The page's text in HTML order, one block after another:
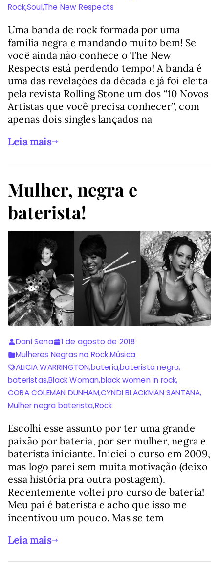
Rock,Soul,The New Respects
Uma banda de rock formada por uma
família negra e mandando muito bem! Se
você ainda não conhece o The New
Respects está perdendo tempo! A banda é
uma das revelações da década e já foi eleita
pela revista Rolling Stone um dos “10 Novos
Artistas que você precisa conhecer”, com
apenas dois singles lançados na
Leia mais
Mulher, negra e
baterista!
Dani Sena
1 de agosto de 2018
Mulheres Negras no Rock,Música
ALICIA WARRINGTON,bateria,baterista negra,
bateristas,Black Woman,black women in rock,
CORA COLEMAN DUNHAM,CYNDI BLACKMAN SANTANA,
Mulher negra baterista,Rock
Escolhi esse assunto por ter uma grande
paixão por bateria, por ser mulher, negra e
baterista iniciante. Iniciei o curso em 2009,
mas logo parei sem muita motivação (deixo
essa história pra outra postagem).
Recentemente voltei pro curso de bateria!
Meu pai é baterista e acho que isso me
incentivou um pouco. Mas se tem
Leia mais